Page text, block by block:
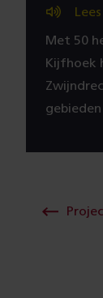
Met 50
Kijfhoek
gebieden